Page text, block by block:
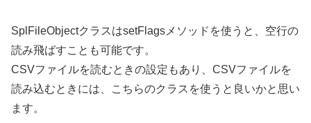
SplFileObjectクラスはsetFlagsメソッドを使うと、空行の
読み飛ばすことも可能です。
CSVファイルを読むときの設定もあり、CSVファイルを
読み込むときには、こちらのクラスを使うと良いかと思い
ます。